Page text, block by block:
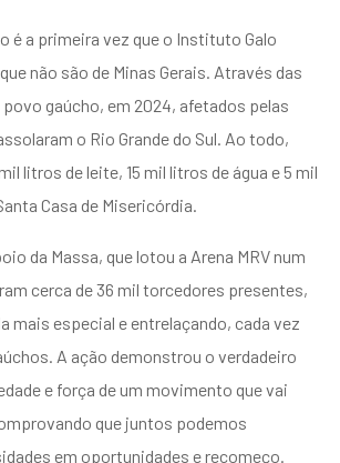
é a primeira vez que o Instituto Galo
não são de Minas Gerais. Através das
gaúcho, em 2024, afetados pelas
o Rio Grande do Sul. Ao todo,
litros de leite, 15 mil litros de água e 5 mil
Casa de Misericórdia.
da Massa, que lotou a Arena MRV num
cerca de 36 mil torcedores presentes,
mais especial e entrelaçando, cada vez
A ação demonstrou o verdadeiro
e força de um movimento que vai
que juntos podemos
em oportunidades e recomeço.